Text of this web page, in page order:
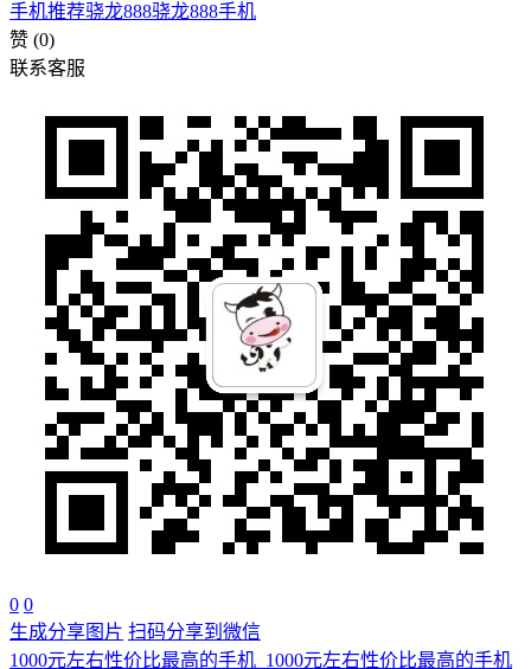
手机推荐骁龙888骁龙888手机
赞 (0)
联系客服
0 0
生成分享图片 扫码分享到微信
1000元左右性价比最高的手机_1000元左右性价比最高的手机